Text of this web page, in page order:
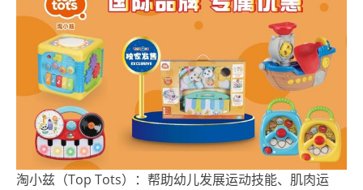
淘小兹（Top Tots）：帮助幼儿发展运动技能、肌肉运